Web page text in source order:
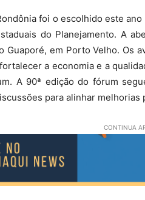
foi o escolhido este
do Planejamento. A
Guaporé, em Porto Velho. Os
a economia e a
A 90ª edição do fórum
para alinhar
CONTINUA